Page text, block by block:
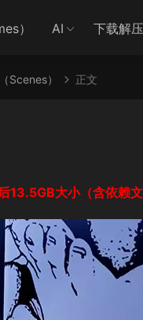
） AI 下载解
Scenes） 正文
后13.5GB大小（含依